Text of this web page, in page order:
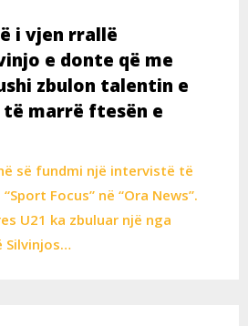
i vjen rrallë
e donte që me
zbulon talentin e
të marrë ftesën e
së fundmi një intervistë të
Focus” në “Ora News”.
U21 ka zbuluar një nga
Silvinjos…